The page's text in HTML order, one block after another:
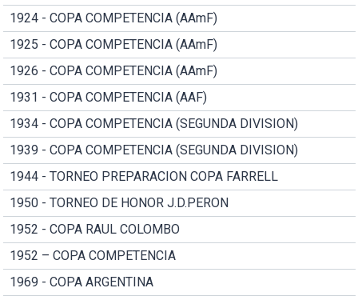
1924 - COPA COMPETENCIA (AAmF)
1925 - COPA COMPETENCIA (AAmF)
1926 - COPA COMPETENCIA (AAmF)
1931 - COPA COMPETENCIA (AAF)
1934 - COPA COMPETENCIA (SEGUNDA DIVISION)
1939 - COPA COMPETENCIA (SEGUNDA DIVISION)
1944 - TORNEO PREPARACION COPA FARRELL
1950 - TORNEO DE HONOR J.D.PERON
1952 - COPA RAUL COLOMBO
1952 – COPA COMPETENCIA
1969 - COPA ARGENTINA